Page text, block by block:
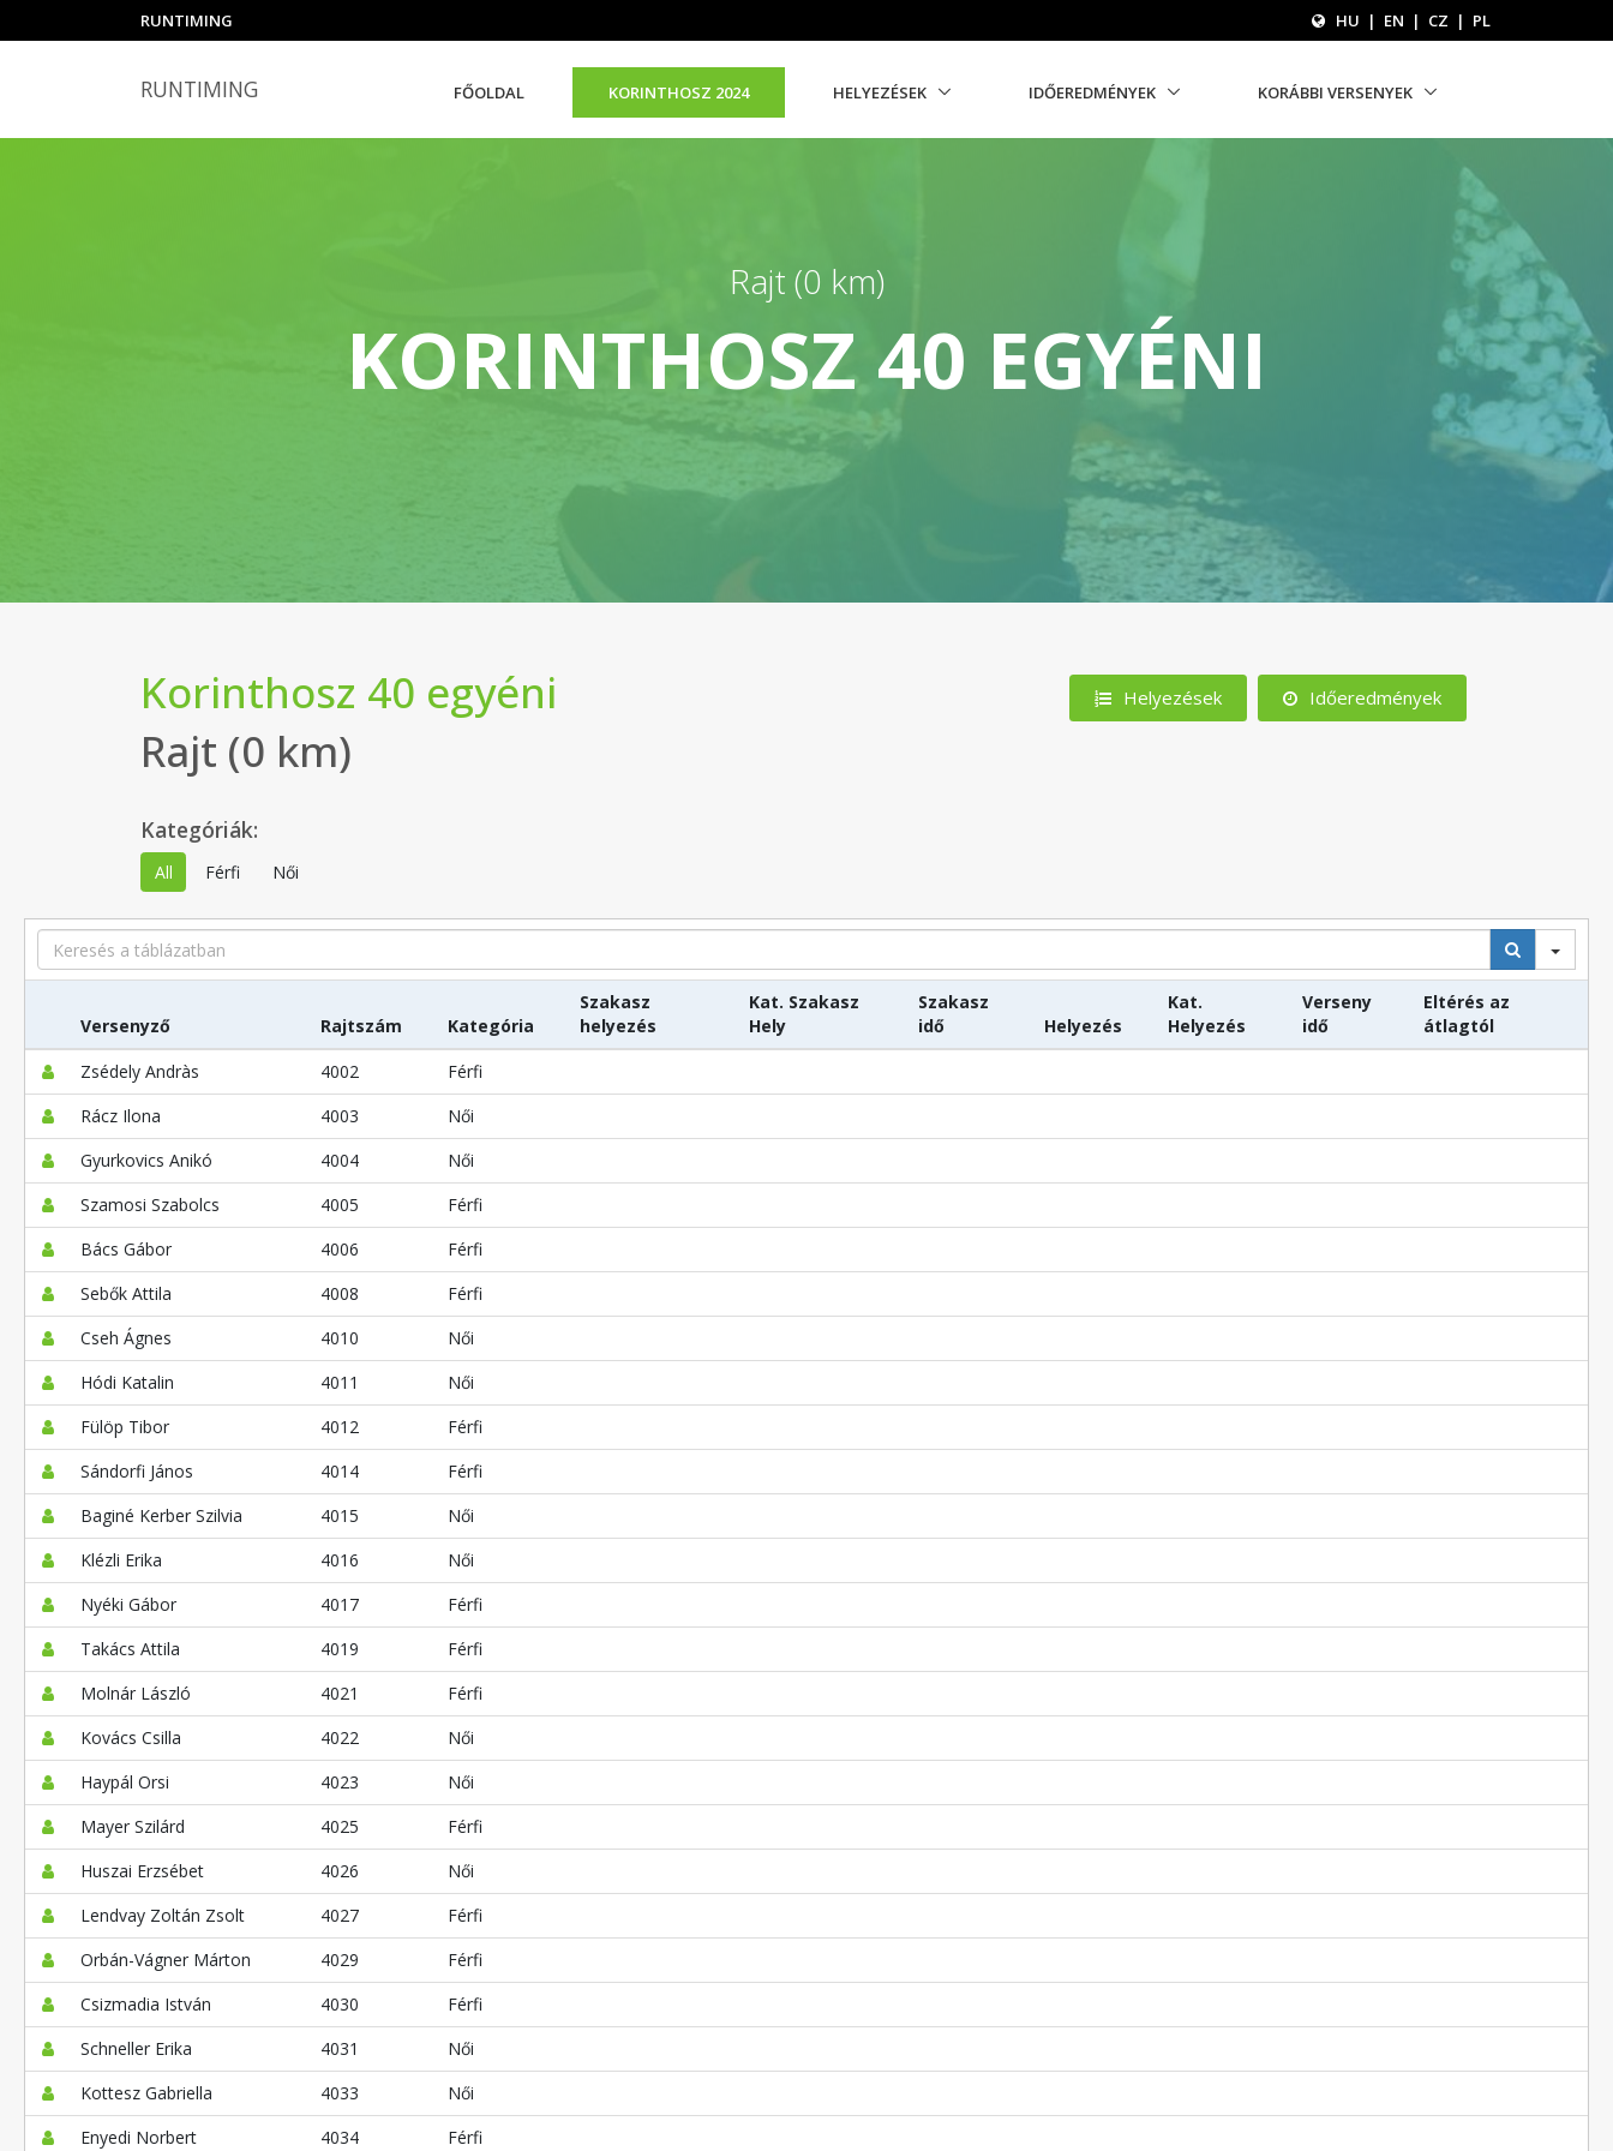
RUNTIMING HU | EN | CZ | PL
RUNTIMING FŐOLDAL KORINTHOSZ 2024 HELYEZÉSEK IDŐEREDMÉNYEK KORÁBBI VERSENYEK
Rajt (0 km)
KORINTHOSZ 40 EGYÉNI
Helyezések Időeredmények
Korinthosz 40 egyéni
Rajt (0 km)
Kategóriák:
All Férfi Női
Search
Versenyző Rajtszám Kategória
Szakasz
helyezés
Kat. Szakasz
Hely
Szakasz
idő
Helyezés
Kat.
Helyezés
Verseny
idő
Eltérés az
átlagtól
Zsédely Andràs
4002
Férfi
Rácz Ilona
4003
Női
Gyurkovics Anikó
4004
Női
Szamosi Szabolcs
4005
Férfi
Bács Gábor
4006
Férfi
Sebők Attila
4008
Férfi
Cseh Ágnes
4010
Női
Hódi Katalin
4011
Női
Fülöp Tibor
4012
Férfi
Sándorfi János
4014
Férfi
Baginé Kerber Szilvia
4015
Női
Klézli Erika
4016
Női
Nyéki Gábor
4017
Férfi
Takács Attila
4019
Férfi
Molnár László
4021
Férfi
Kovács Csilla
4022
Női
Haypál Orsi
4023
Női
Mayer Szilárd
4025
Férfi
Huszai Erzsébet
4026
Női
Lendvay Zoltán Zsolt
4027
Férfi
Orbán-Vágner Márton
4029
Férfi
Csizmadia István
4030
Férfi
Schneller Erika
4031
Női
Kottesz Gabriella
4033
Női
Enyedi Norbert
4034 Férfi